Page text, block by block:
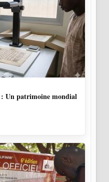
: Un patrimoine mondial